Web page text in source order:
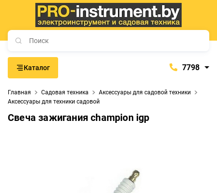
Каталог 7798
+375 (29) 765-57-74
Главная Садовая техника
Аксессуары для садовой техники
Аксессуары для техники садовой
Свеча зажигания champion igp